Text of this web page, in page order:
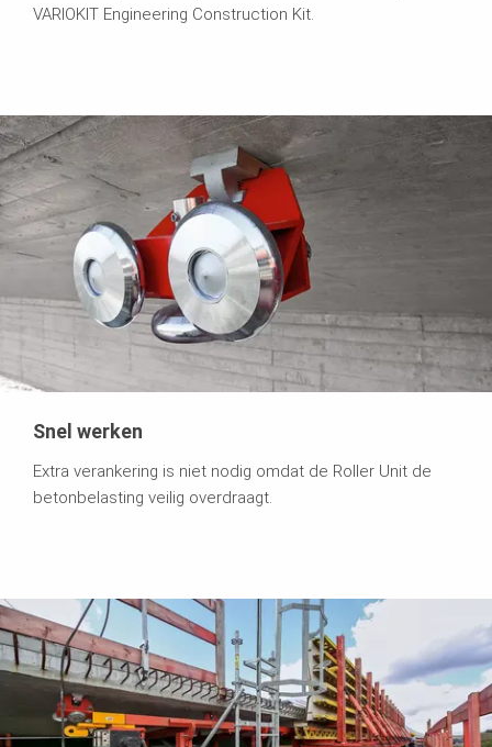
VARIOKIT Engineering Construction Kit.
Snel werken
Extra verankering is niet nodig omdat de Roller Unit de
betonbelasting veilig overdraagt.